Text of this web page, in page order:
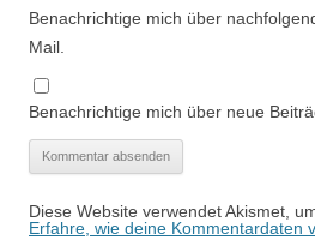
Benachrichtige mich über
Mail.
Benachrichtige mich über neue
Diese Website verwendet Akismet,
Erfahre, wie deine Kommentardaten